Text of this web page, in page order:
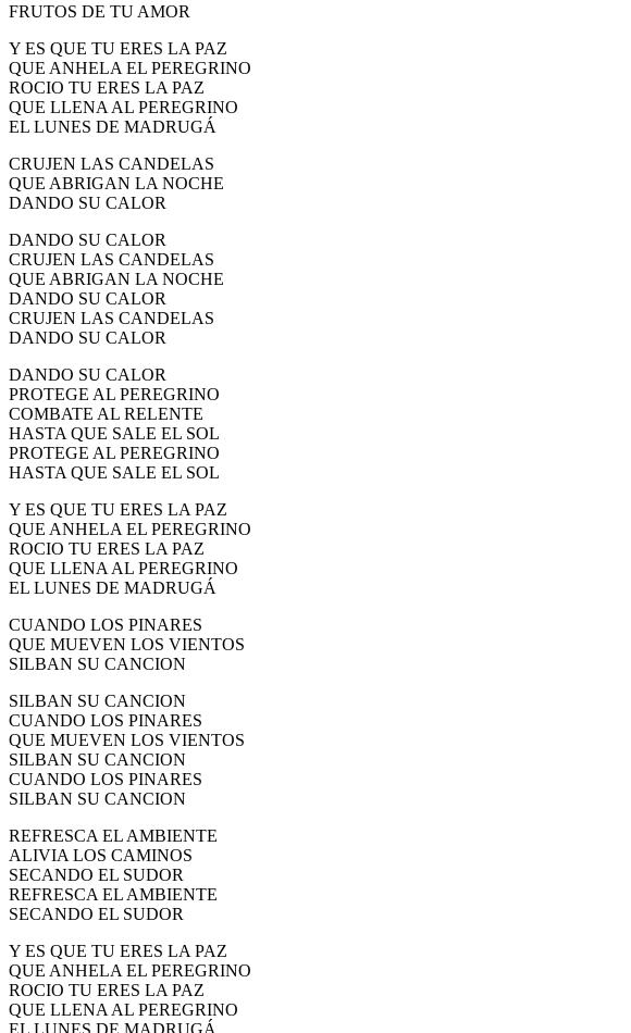
FRUTOS DE TU AMOR
Y ES QUE TU ERES LA PAZ
QUE ANHELA EL PEREGRINO
ROCIO TU ERES LA PAZ
QUE LLENA AL PEREGRINO
EL LUNES DE MADRUGÁ
CRUJEN LAS CANDELAS
QUE ABRIGAN LA NOCHE
DANDO SU CALOR
DANDO SU CALOR
CRUJEN LAS CANDELAS
QUE ABRIGAN LA NOCHE
DANDO SU CALOR
CRUJEN LAS CANDELAS
DANDO SU CALOR
DANDO SU CALOR
PROTEGE AL PEREGRINO
COMBATE AL RELENTE
HASTA QUE SALE EL SOL
PROTEGE AL PEREGRINO
HASTA QUE SALE EL SOL
Y ES QUE TU ERES LA PAZ
QUE ANHELA EL PEREGRINO
ROCIO TU ERES LA PAZ
QUE LLENA AL PEREGRINO
EL LUNES DE MADRUGÁ
CUANDO LOS PINARES
QUE MUEVEN LOS VIENTOS
SILBAN SU CANCION
SILBAN SU CANCION
CUANDO LOS PINARES
QUE MUEVEN LOS VIENTOS
SILBAN SU CANCION
CUANDO LOS PINARES
SILBAN SU CANCION
REFRESCA EL AMBIENTE
ALIVIA LOS CAMINOS
SECANDO EL SUDOR
REFRESCA EL AMBIENTE
SECANDO EL SUDOR
Y ES QUE TU ERES LA PAZ
QUE ANHELA EL PEREGRINO
ROCIO TU ERES LA PAZ
QUE LLENA AL PEREGRINO